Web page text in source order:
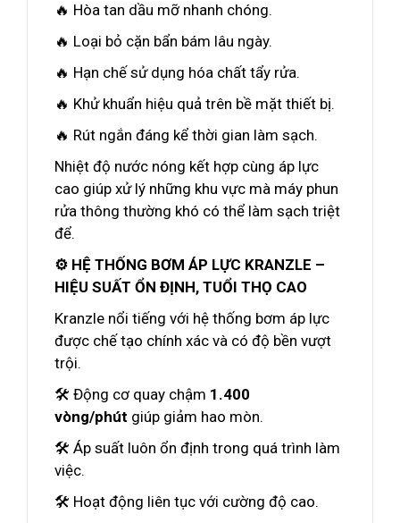
🔥 Hòa tan dầu mỡ nhanh chóng.
🔥 Loại bỏ cặn bẩn bám lâu ngày.
🔥 Hạn chế sử dụng hóa chất tẩy rửa.
🔥 Khử khuẩn hiệu quả trên bề mặt thiết bị.
🔥 Rút ngắn đáng kể thời gian làm sạch.
Nhiệt độ nước nóng kết hợp cùng áp lực
cao giúp xử lý những khu vực mà máy phun
rửa thông thường khó có thể làm sạch triệt
để.
⚙️ HỆ THỐNG BƠM ÁP LỰC KRANZLE –
HIỆU SUẤT ỔN ĐỊNH, TUỔI THỌ CAO
Kranzle nổi tiếng với hệ thống bơm áp lực
được chế tạo chính xác và có độ bền vượt
trội.
🛠️ Động cơ quay chậm 1.400
vòng/phút giúp giảm hao mòn.
🛠️ Áp suất luôn ổn định trong quá trình làm
việc.
🛠️ Hoạt động liên tục với cường độ cao.